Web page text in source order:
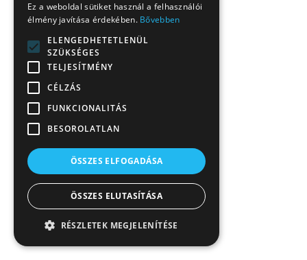
Ez a weboldal sütiket használ a felhasználói
élmény javítása érdekében. Bővebben
ELENGEDHETETLENÜL
SZÜKSÉGES
TELJESÍTMÉNY
CÉLZÁS
FUNKCIONALITÁS
BESOROLATLAN
ÖSSZES ELFOGADÁSA
ÖSSZES ELUTASÍTÁSA
RÉSZLETEK MEGJELENÍTÉSE